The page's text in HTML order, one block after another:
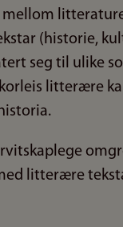
mellom
(historie,
seg til ulike
litterære
litterære